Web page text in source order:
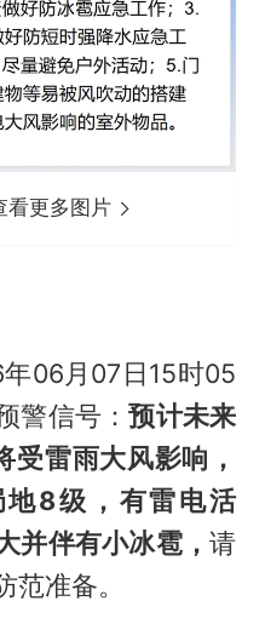
看更多图片
06月07日15时05
警信号：预计未来
受雷雨大风影响，
8级，有雷电活
并伴有小冰雹，请
准备。